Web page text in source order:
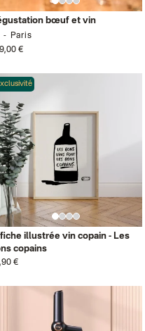
bœuf et vin
Paris
€
illustrée vin copain - Les
copains
€